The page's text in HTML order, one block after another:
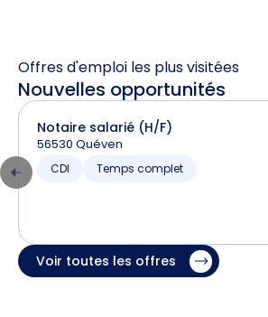
Offres d'emploi les plus visitées
Nouvelles opportunités
Notaire salarié (H/F)
56530 Quéven
CDI Temps complet
Voir toutes les offres